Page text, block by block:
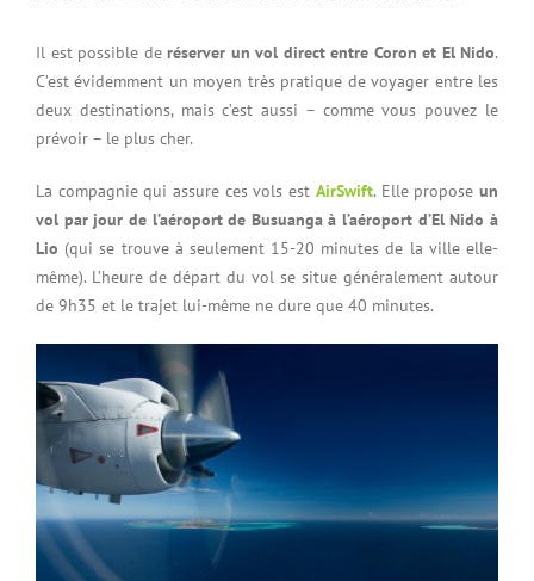
Il est possible de réserver un vol direct entre Coron et El Nido.
C’est évidemment un moyen très pratique de voyager entre les
deux destinations, mais c’est aussi – comme vous pouvez le
prévoir – le plus cher.
La compagnie qui assure ces vols est AirSwift. Elle proposeun
vol par jour de l’aéroport de Busuanga à l’aéroport d’El Nido à
Lio (qui se trouve à seulement 15-20 minutes de la ville elle-
même). L’heure de départ du vol se situe généralement autour
de 9h35 et le trajet lui-même ne dure que 40 minutes.